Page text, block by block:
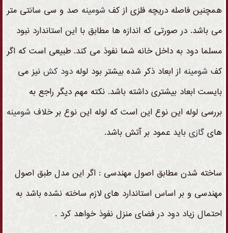
همچنین فاصله دریچه فلزی از کف شومینه صد و سی سانتی متر
می باشد. در صورتی که اندازه ها مطابق با این استاندارد نبود
مسلما دود به داخل خانه شما نفوذ می کند. طبیعی است که اگر
کف شومینه از ابعاد ذکر شده بیشتر بود لوله دود کشنیز می
بایست ابعاد بیشتری داشته باشد. نکته مهم دیگر راجع به
بررسی لوله این نوع این است که لوله این نوع بر خلاف شومینه
های گازیباید عمود بر آتش باشد.
ساخته شدن مطابق اصول مهندسی : اگر این مدل طبق اصول
مهندسی و بر اساس استاندارد های لازم ساخته نشده باشد به
احتمال زیاد دود در فضای منزل نفوذ خواهد کرد .